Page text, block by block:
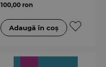
100,00 ron